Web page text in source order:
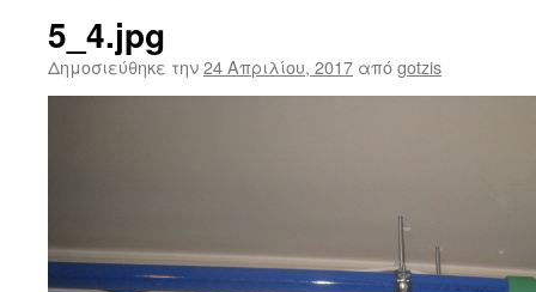
5_4.jpg
Δημοσιεύθηκε την24 Απριλίου, 2017 απόgotzis